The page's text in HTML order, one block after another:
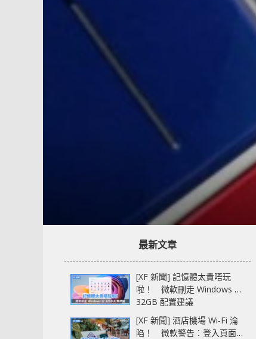
最新文章
[XF 新聞] 記憶體太貴唔玩
啦！ 微軟刪走 Windows 11
32GB 配置建議
[XF 新聞] 酒店機場 Wi-Fi 淪
陷！ 微軟警告：登入頁面可